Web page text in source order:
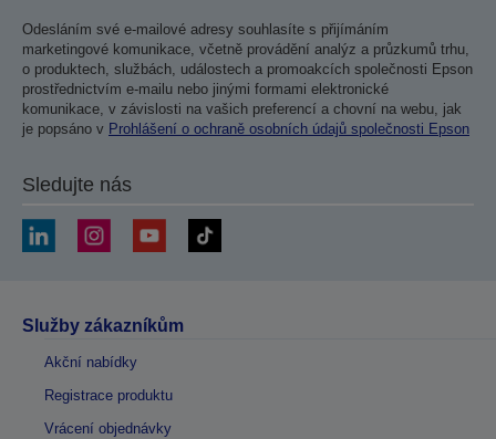
Odesláním své e-mailové adresy souhlasíte s přijímáním
marketingové komunikace, včetně provádění analýz a průzkumů trhu,
o produktech, službách, událostech a promoakcích společnosti Epson
prostřednictvím e-mailu nebo jinými formami elektronické
komunikace, v závislosti na vašich preferencí a chovní na webu, jak
je popsáno v Prohlášení o ochraně osobních údajů společnosti Epson
Sledujte nás
Služby zákazníkům
Akční nabídky
Registrace produktu
Vrácení objednávky